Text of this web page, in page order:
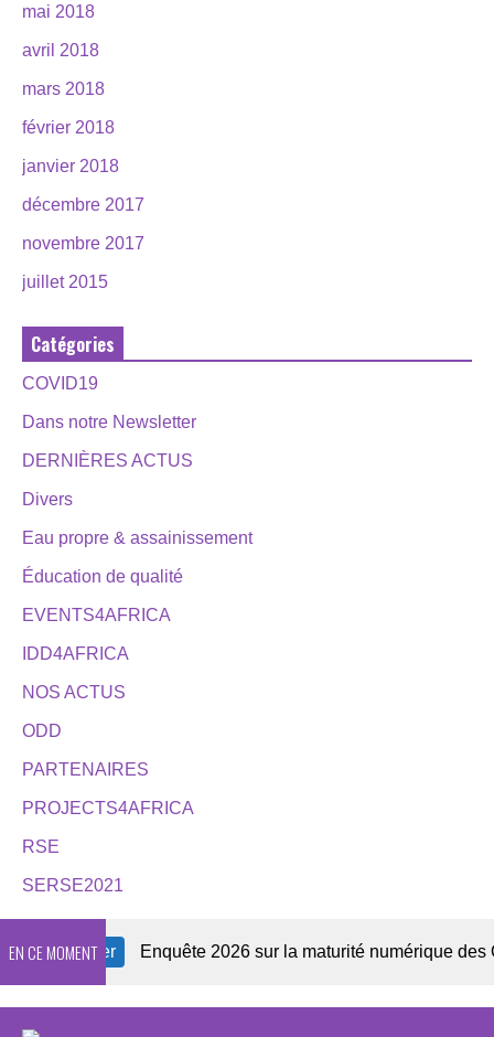
mai 2018
avril 2018
mars 2018
février 2018
janvier 2018
décembre 2017
novembre 2017
juillet 2015
Catégories
COVID19
Dans notre Newsletter
DERNIÈRES ACTUS
Divers
Eau propre & assainissement
Éducation de qualité
EVENTS4AFRICA
IDD4AFRICA
NOS ACTUS
ODD
PARTENAIRES
PROJECTS4AFRICA
RSE
SERSE2021
EN CE MOMENTEnquête 2026 sur la maturité numérique des OSC